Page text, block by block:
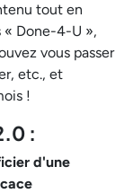
tout en
« Done-4-U »,
vous passer
etc., et
!
:
d'une